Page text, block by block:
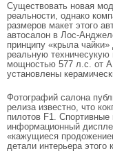
Существовать новая
реальности, однако
размеров макет этого
автосалон в Лос-
принципу «крыла
реальную
мощностью 577 л.с. от
установлены
Фотографий салона
релиза известно, что
пилотов F1.
информационный
«кажущиеся
детали интерьера этого